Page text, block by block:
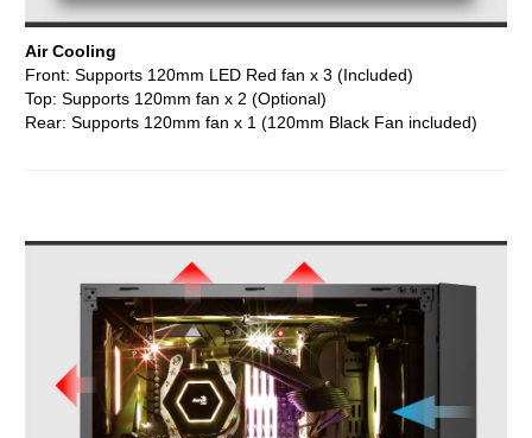
Air Cooling
Front: Supports 120mm LED Red fan x 3 (Included)
Top: Supports 120mm fan x 2 (Optional)
Rear: Supports 120mm fan x 1 (120mm Black Fan included)